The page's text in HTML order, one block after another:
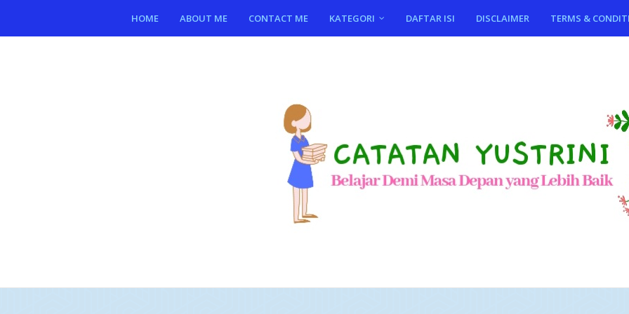
HOME ABOUT ME CONTACT ME KATEGORI DAFTAR ISI DISCLAIMER TERMS &